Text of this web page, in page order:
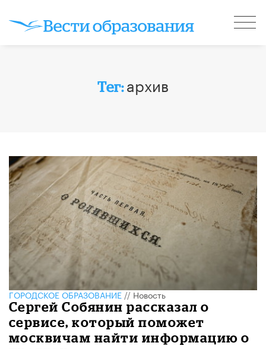
Тег:архив
ГОРОДСКОЕ ОБРАЗОВАНИЕ//Новость
Сергей Собянин рассказал о
сервисе, который поможет
москвичам найти информацию о